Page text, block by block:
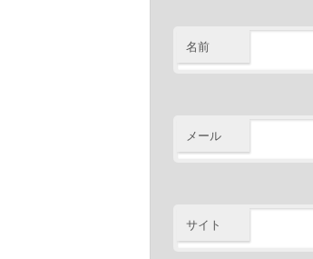
名前
メール
サイト